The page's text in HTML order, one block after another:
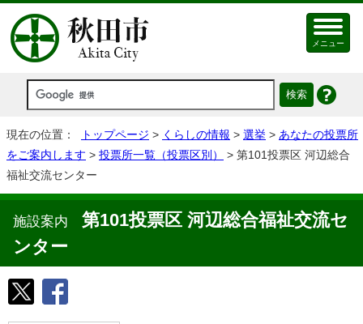
メニュー
現在の位置： トップページ > くらしの情報 > 選挙 > あなたの投票所
をご案内します > 投票所一覧（投票区別）
> 第101投票区 河辺総合
福祉交流センター
施設案内 第101投票区 河辺総合福祉交流セ
ンター